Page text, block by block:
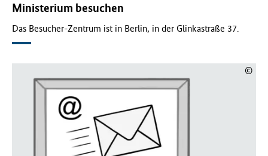
Ministerium besuchen
Das Besucher-Zentrum ist in Berlin, in der Glinkastraße 37.
©